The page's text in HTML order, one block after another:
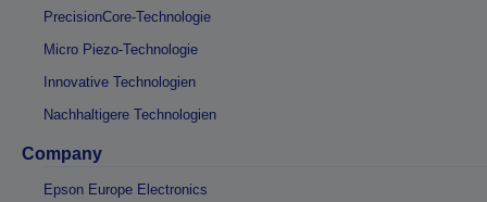
PrecisionCore-Technologie
Micro Piezo-Technologie
Innovative Technologien
Nachhaltigere Technologien
Company
Epson Europe Electronics